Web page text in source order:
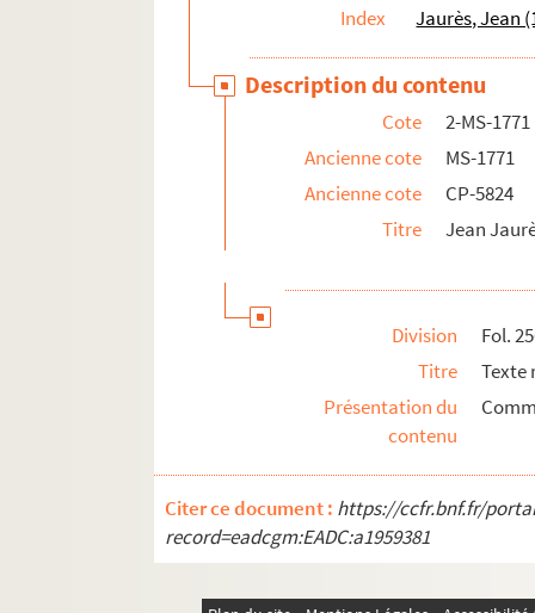
Index
Jaurès, Jean
Description du contenu
Cote
2-MS-1771
Ancienne cote
MS-1771
Ancienne cote
CP-5824
Titre
Jean
Division
Fol.
Titre
Texte
Présentation du
contenu
Citer ce document : https://ccfr.bnf.fr/
record=eadcgm:EADC:a1959381